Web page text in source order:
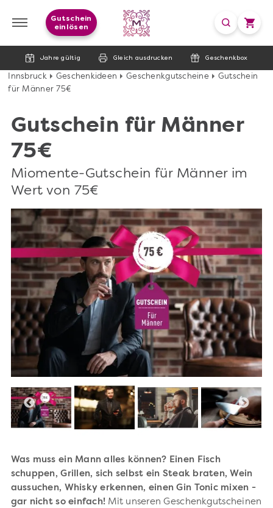
Jahre gültig Gleich ausdrucken Geschenkbox
Gutschein
einlösen
Innsbruck Geschenkideen Geschenkgutscheine
Gutschein
für Männer 75€
Gutschein für Männer
75€
Miomente-Gutschein für Männer im
Wert von 75€
Was muss ein Mann alles können? Einen Fisch
schuppen, Grillen, sich selbst ein Steak braten, Wein
aussuchen, Whisky erkennen, einen Gin Tonic mixen -
gar nicht so einfach! Mit unseren Geschenkgutscheinen